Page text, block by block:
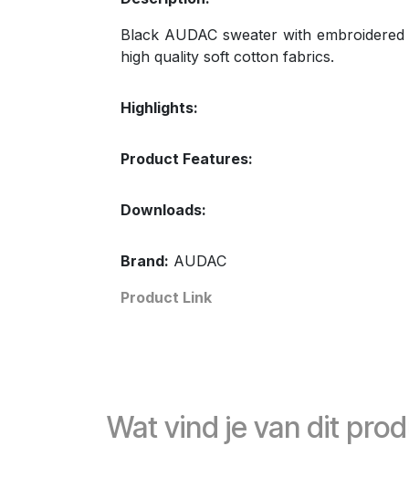
Black AUDAC sweater with
high quality soft cotton fabrics.
Highlights:
Product Features:
Downloads:
Brand: AUDAC
Product Link
Wat vind je van dit